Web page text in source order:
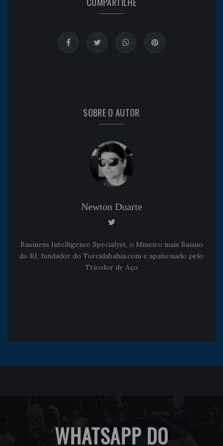
SOBRE O AUTOR
Newton Duarte
Business Intelligence Specialyst, o Mineiro mais Baiano
do RJ, fundador do Torcidabahia.com e apaixonado pelo
Tricolor de Aço
WHATSAPP DO